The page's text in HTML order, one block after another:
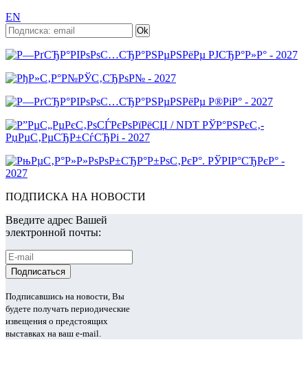
EN
ПОДПИСКА НА НОВОСТИ
Введите адрес Вашей
электронной почты:
Подписавшись на новости, Вы
будете получать периодические
извещения о предстоящих
выставках на ваш e-mail.